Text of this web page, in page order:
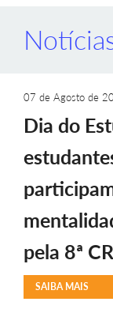
07 de Agosto de
Dia do
pela 8ª
SAIBA MAIS